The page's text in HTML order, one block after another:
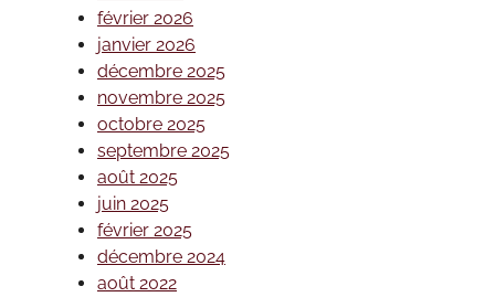
février 2026
janvier 2026
décembre 2025
novembre 2025
octobre 2025
septembre 2025
août 2025
juin 2025
février 2025
décembre 2024
août 2022